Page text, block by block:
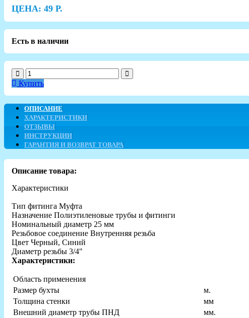
ЦЕНА: 49 Р.
Есть в наличии
Купить
ОПИСАНИЕ
ХАРАКТЕРИСТИКИ
ОТЗЫВЫ
ИНСТРУКЦИИ
ГАРАНТИЯ И ВОЗВРАТ ТОВАРА
Описание товара:
Характеристики
Тип фитинга Муфта
Назначение Полиэтиленовые трубы и фитинги
Номинальный диаметр 25 мм
Резьбовое соединение Внутренняя резьба
Цвет Черный, Синий
Диаметр резьбы 3/4"
Характеристики:
Область применения
Размер бухты
м.
Толщина стенки
мм
Внешний диаметр трубы ПНД
мм.